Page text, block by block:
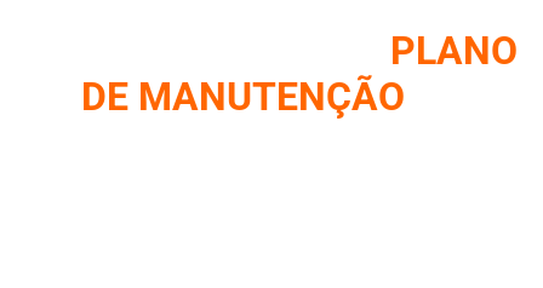
PLANO
DE MANUTENÇÃO